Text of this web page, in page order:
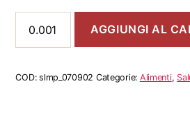
Campagnolo
0.3
quantità
AGGIUNGI AL
COD:slmp_070902 Categorie: Alimenti,